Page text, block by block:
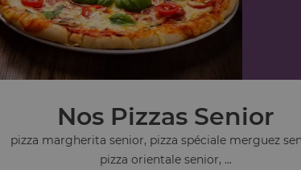
Nos Pizzas Senior
pizza margherita senior, pizza spéciale merguez
pizza orientale senior, ...